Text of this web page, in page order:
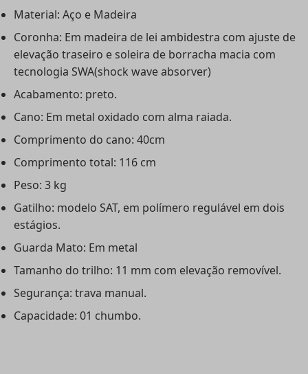
Material: Aço e Madeira
Coronha: Em madeira de lei ambidestra com ajuste de
elevação traseiro e soleira de borracha macia com
tecnologia SWA(shock wave absorver)
Acabamento: preto.
Cano: Em metal oxidado com alma raiada.
Comprimento do cano: 40cm
Comprimento total: 116 cm
Peso: 3 kg
Gatilho: modelo SAT, em polímero regulável em dois
estágios.
Guarda Mato: Em metal
Tamanho do trilho: 11 mm com elevação removível.
Segurança: trava manual.
Capacidade: 01 chumbo.